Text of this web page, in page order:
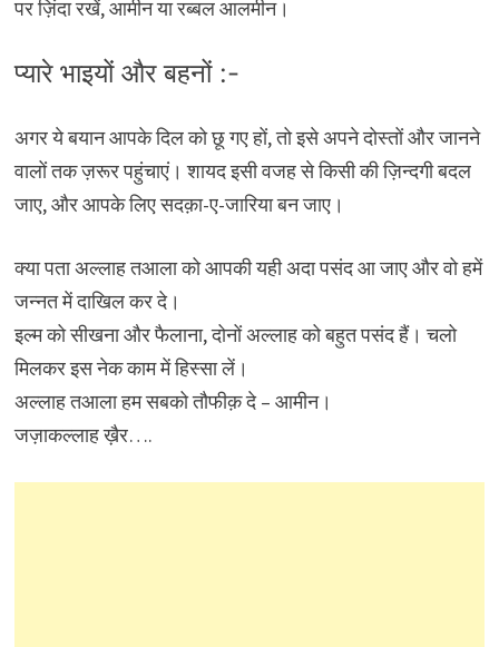
पर ज़िंदा रखें, आमीन या रब्बल आलमीन।
प्यारे भाइयों और बहनों :-
अगर ये बयान आपके दिल को छू गए हों, तो इसे अपने दोस्तों और जानने
वालों तक ज़रूर पहुंचाएं। शायद इसी वजह से किसी की ज़िन्दगी बदल
जाए, और आपके लिए सदक़ा-ए-जारिया बन जाए।
क्या पता अल्लाह तआला को आपकी यही अदा पसंद आ जाए और वो हमें
जन्नत में दाखिल कर दे।
इल्म को सीखना और फैलाना, दोनों अल्लाह को बहुत पसंद हैं। चलो
मिलकर इस नेक काम में हिस्सा लें।
अल्लाह तआला हम सबको तौफीक़ दे – आमीन।
जज़ाकल्लाह ख़ैर….